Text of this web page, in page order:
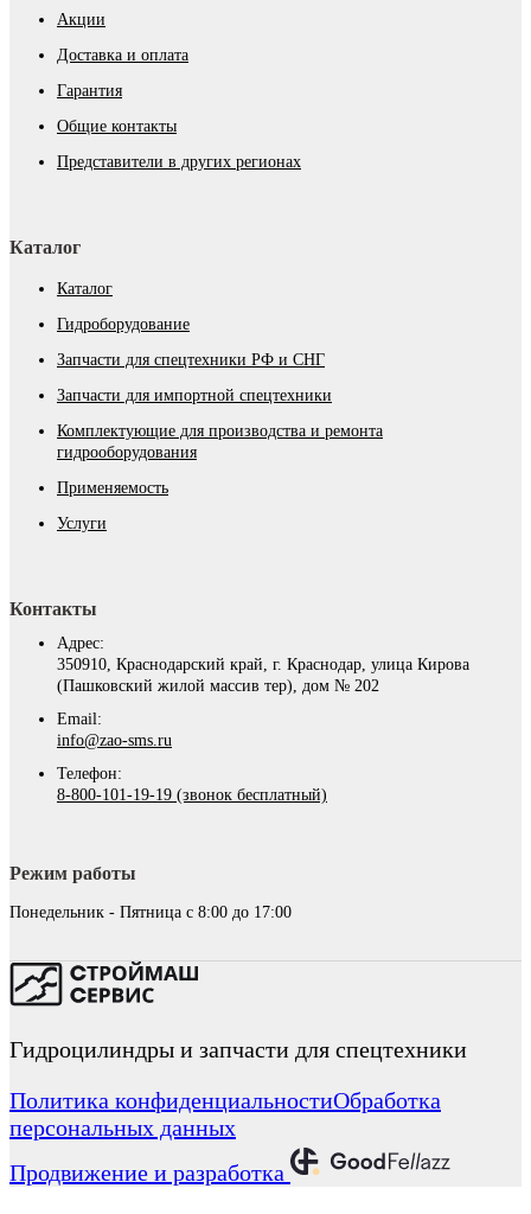
Акции
Доставка и оплата
Гарантия
Общие контакты
Представители в других регионах
Каталог
Каталог
Гидроборудование
Запчасти для спецтехники РФ и СНГ
Запчасти для импортной спецтехники
Комплектующие для производства и ремонта
гидрооборудования
Применяемость
Услуги
Контакты
Адрес:
350910, Краснодарский край, г. Краснодар, улица Кирова
(Пашковский жилой массив тер), дом № 202
Email:
info@zao-sms.ru
Телефон:
8-800-101-19-19 (звонок бесплатный)
Режим работы
Понедельник - Пятница с 8:00 до 17:00
Гидроцилиндры и запчасти для спецтехники
Политика конфиденциальностиОбработка
персональных данных
Продвижение и разработка